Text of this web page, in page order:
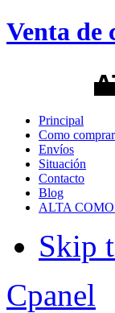
Venta de
Principal
Como comprar
Envíos
Situación
Contacto
Blog
ALTA
Skip
Menu
Css
Split
Cpanel